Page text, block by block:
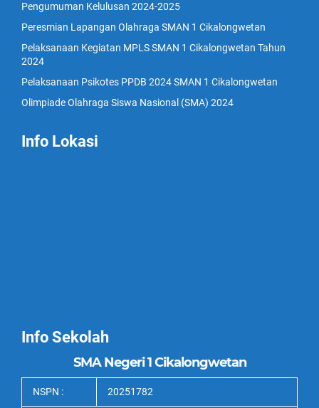
Pengumuman Kelulusan 2024-2025
Peresmian Lapangan Olahraga SMAN 1 Cikalongwetan
Pelaksanaan Kegiatan MPLS SMAN 1 Cikalongwetan Tahun
2024
Pelaksanaan Psikotes PPDB 2024 SMAN 1 Cikalongwetan
Olimpiade Olahraga Siswa Nasional (SMA) 2024
Info Lokasi
Info Sekolah
SMA Negeri 1 Cikalongwetan
NSPN : 20251782